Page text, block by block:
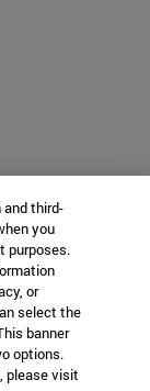
third-
you
purposes.
or
select the
banner
options.
please visit